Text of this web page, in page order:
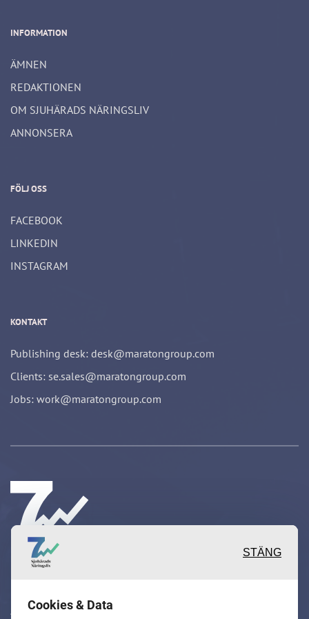
INFORMATION
ÄMNEN
REDAKTIONEN
OM SJUHÄRADS NÄRINGSLIV
ANNONSERA
FÖLJ OSS
FACEBOOK
LINKEDIN
INSTAGRAM
KONTAKT
Publishing desk: desk@maratongroup.com
Clients: se.sales@maratongroup.com
Jobs: work@maratongroup.com
STÄNG
Cookies & Data